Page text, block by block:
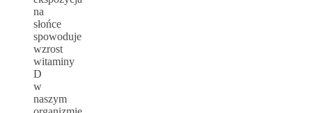
na
słońce
spowoduje
wzrost
witaminy
D
w
naszym